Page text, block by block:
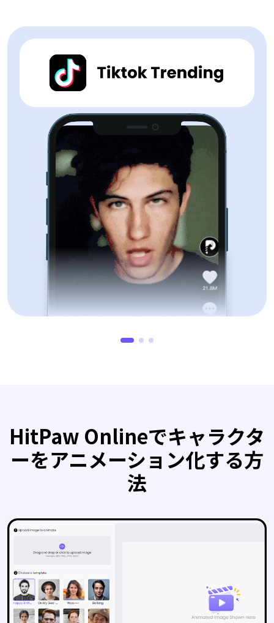
HitPaw Onlineでキャラクタ
ーをアニメーション化する方
法